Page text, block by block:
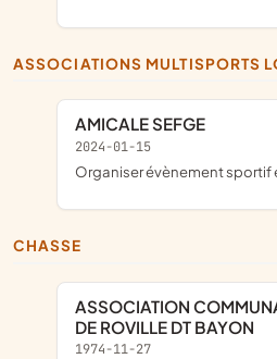
ASSOCIATIONS MULTISPORTS
AMICALE SEFGE
2024-01-15
organiser évènement sportif
CHASSE
ASSOCIATION COMMUNALE DE CHASSE AGREEE
DE ROVILLE DT BAYON
1974-11-27